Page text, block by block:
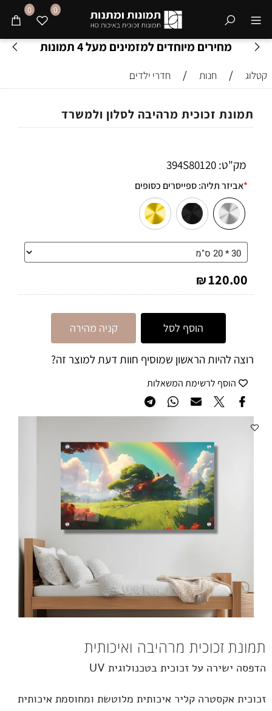
מחירים מיוחדים למזמינים מעל 4 תמונות
0 0
קטלוג / חנות / חדרי ילדים
תמונת זכוכית מרהיבה לסלון ולמשרד
מק"ט: 394S80120
*אביזר תליה:ספייסרים כסופים
₪120.00
הוסף לסל קניה מהירה
רוצה להיות הראשון שמוסיף חוות דעת למוצר זה?
הוסף לרשימת המשאלות
תמונת זכוכית מרהיבה ואיכותית
הדפסה ישירה על זכוכית בטכנולוגית UV
זכוכית אקסטרה קליר איכותית מלוטשת ומחוסמת איכותית